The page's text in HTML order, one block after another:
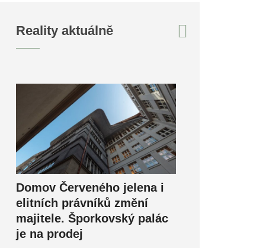
Reality aktuálně
Domov Červeného jelena i
elitních právníků změní
majitele. Šporkovský palác
je na prodej